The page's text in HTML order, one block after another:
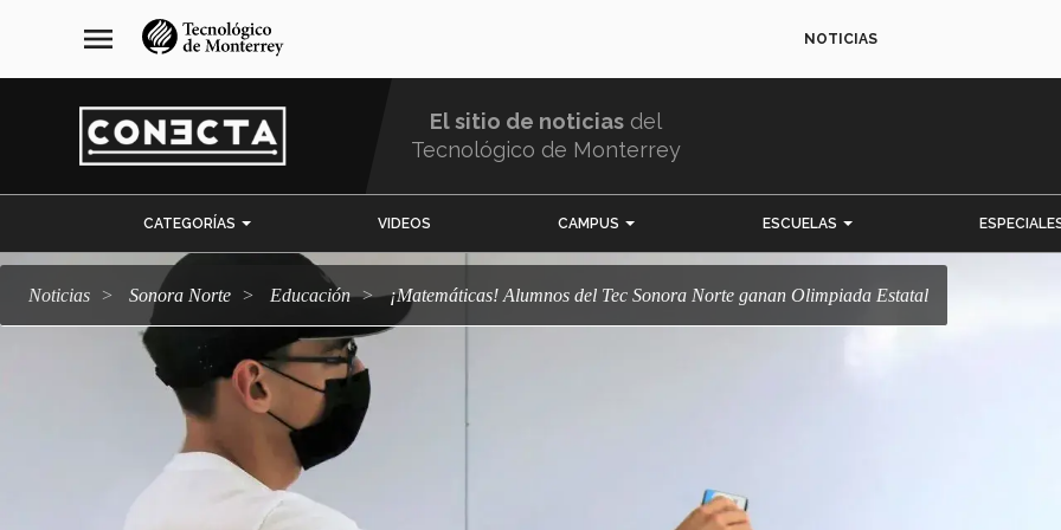
navegación
principal
menu NOTICIAS
El sitio de noticias del
Tecnológico de Monterrey
CATEGORÍAS VIDEOS CAMPUS ESCUELAS
Noticias Sonora Norte Educación ¡Matemáticas! Alumnos del Tec Sonora Norte ganan Olimpiada Estatal